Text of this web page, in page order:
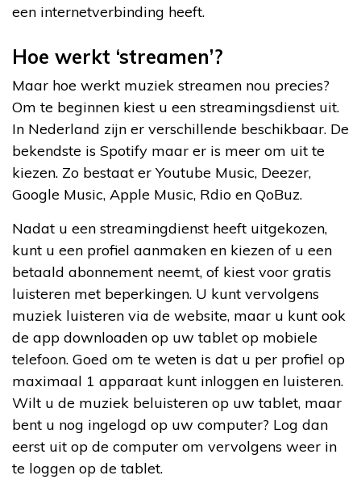
een internetverbinding heeft.
Hoe werkt ‘streamen’?
Maar hoe werkt muziek streamen nou precies?
Om te beginnen kiest u een streamingsdienst uit.
In Nederland zijn er verschillende beschikbaar. De
bekendste is Spotify maar er is meer om uit te
kiezen. Zo bestaat er Youtube Music, Deezer,
Google Music, Apple Music, Rdio en QoBuz.
Nadat u een streamingdienst heeft uitgekozen,
kunt u een profiel aanmaken en kiezen of u een
betaald abonnement neemt, of kiest voor gratis
luisteren met beperkingen. U kunt vervolgens
muziek luisteren via de website, maar u kunt ook
de app downloaden op uw tablet op mobiele
telefoon. Goed om te weten is dat u per profiel op
maximaal 1 apparaat kunt inloggen en luisteren.
Wilt u de muziek beluisteren op uw tablet, maar
bent u nog ingelogd op uw computer? Log dan
eerst uit op de computer om vervolgens weer in
te loggen op de tablet.